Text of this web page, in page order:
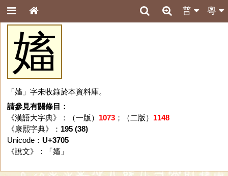
粵
普
㜅
「㜅」字未收錄於本資料庫。
請參見有關條目：
《漢語大字典》：（一版） 1073；（二版） 1148
《康熙字典》： 195 (38)
Unicode： U+3705
《說文》：「 㜅」